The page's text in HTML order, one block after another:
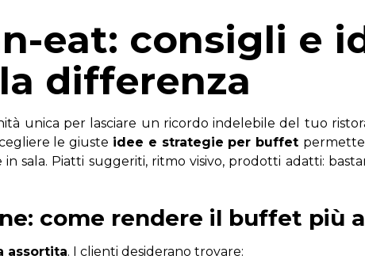
eat: consigli e
differenza
unica per lasciare un ricordo indelebile del tuo
le giuste idee e strategie per buffet permette
sala. Piatti suggeriti, ritmo visivo, prodotti adatti:
come rendere il buffet più
assortita. I clienti desiderano trovare: